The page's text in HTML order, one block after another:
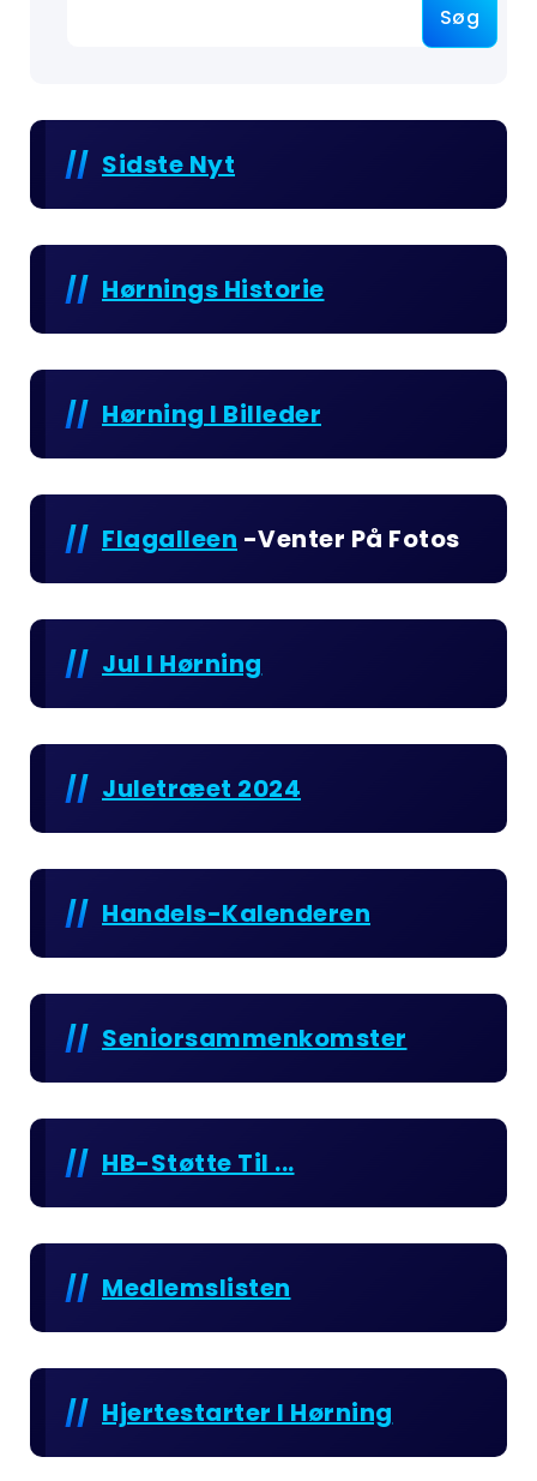
Søg
Sidste Nyt
Hørnings Historie
Hørning I Billeder
Flagalleen -venter På Fotos
Jul I Hørning
Juletræet 2024
Handels-Kalenderen
Seniorsammenkomster
HB-Støtte Til ...
Medlemslisten
Hjertestarter I Hørning